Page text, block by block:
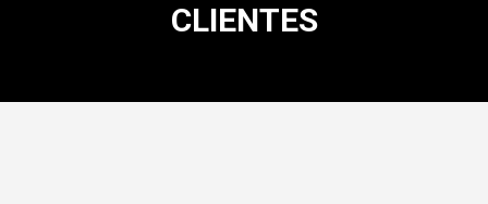
CLIENTES